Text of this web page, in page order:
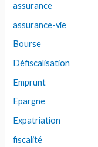
assurance
assurance-vie
Bourse
Défiscalisation
Emprunt
Epargne
Expatriation
fiscalité